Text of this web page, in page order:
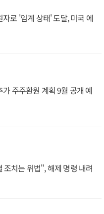
로 '임계 상태' 도달, 미국 에
주주환원 계획 9월 공개 예
치는 위법", 해제 명령 내려